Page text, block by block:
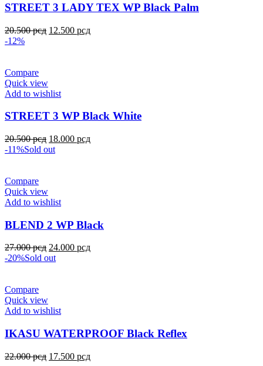
STREET 3 LADY TEX WP Black Palm
20.500рсд 12.500 рсд
-12%
Compare
Quick view
Add to wishlist
STREET 3 WP Black White
20.500рсд 18.000 рсд
-11%Sold out
Compare
Quick view
Add to wishlist
BLEND 2 WP Black
27.000рсд 24.000 рсд
-20%Sold out
Compare
Quick view
Add to wishlist
IKASU WATERPROOF Black Reflex
22.000рсд 17.500 рсд